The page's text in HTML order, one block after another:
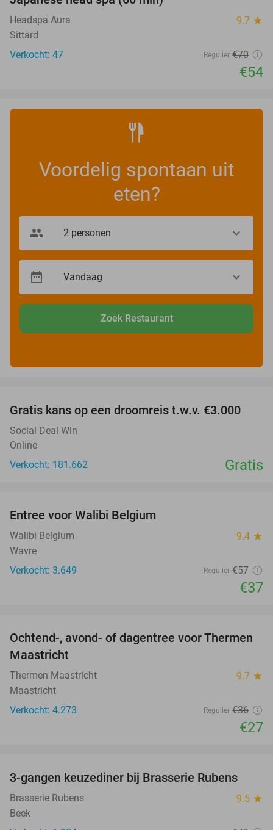
Headspa Aura 9.7 star
Sittard
Verkocht: 47
Regulier €70
€54
Voordelig spontaan uit
eten?
Zoek Restaurant
Gratis kans op een droomreis t.w.v. €3.000
Social Deal Win
Online
Verkocht: 181.662
Gratis
Entree voor Walibi Belgium
Walibi Belgium 9.4 star
Wavre
Verkocht: 3.649
Regulier €57
€37
25%
Ochtend-, avond- of dagentree voor Thermen
Maastricht
Thermen Maastricht 9.7 star
Maastricht
Verkocht: 4.273
Regulier €36
€27
42%
3-gangen keuzediner bij Brasserie Rubens
Brasserie Rubens 9.5 star
Beek